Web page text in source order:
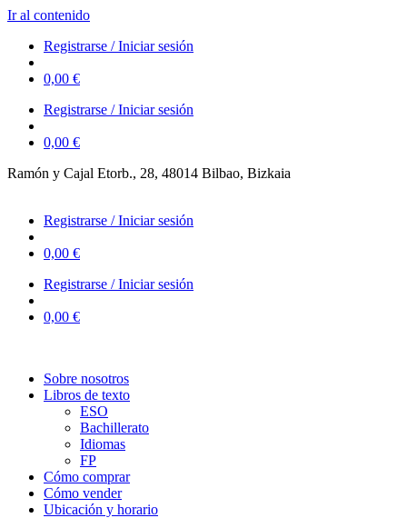
Ir al contenido
Registrarse / Iniciar sesión
0,00 €
Registrarse / Iniciar sesión
0,00 €
Ramón y Cajal Etorb., 28, 48014 Bilbao, Bizkaia
Registrarse / Iniciar sesión
0,00 €
Registrarse / Iniciar sesión
0,00 €
Sobre nosotros
Libros de texto
ESO
Bachillerato
Idiomas
FP
Cómo comprar
Cómo vender
Ubicación y horario